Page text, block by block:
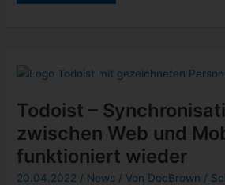
Todoist –
zwischen Web und
funktioniert wieder
20.04.2022 / News / Von DocBrown /